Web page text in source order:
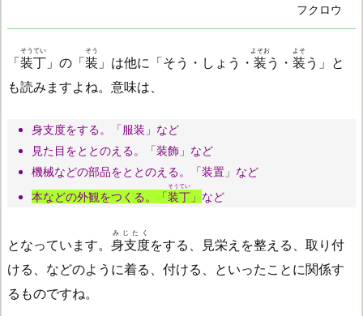
フクロウ
「装丁
そうてい
」の「装
そう
」は他に「そう・しょう・ 装
よそお
う・ 装
よそ
う」と
も読みますよね。意味は、
身支度をする。「服装」など
見た目をととのえる。「装飾」など
機械などの部品をととのえる。「装置」など
本などの外観をつくる。「装丁
そうてい
」 など
となっています。 身支度
みじたく
をする、見栄えを整える、取り付
ける、などのように着る、付ける、といったことに関係す
るものですね。